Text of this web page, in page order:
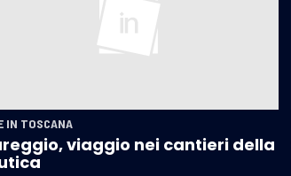
IN TOSCANA
viaggio nei cantieri della